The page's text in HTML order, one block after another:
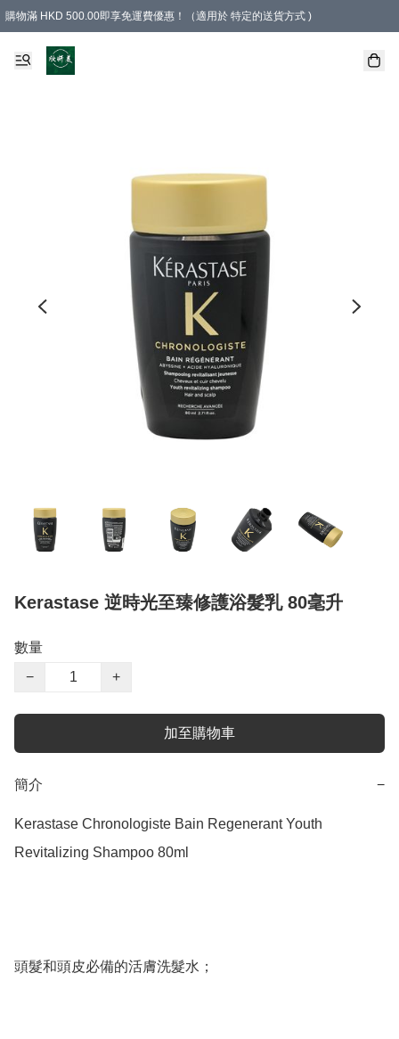
購物滿 HKD 500.00即享免運費優惠！（適用於 特定的送貨方式 )
Kerastase 逆時光至臻修護浴髮乳 80毫升
數量
−
+
加至購物車
簡介 −
Kerastase Chronologiste Bain Regenerant Youth
Revitalizing Shampoo 80ml
頭髮和頭皮必備的活膚洗髮水；